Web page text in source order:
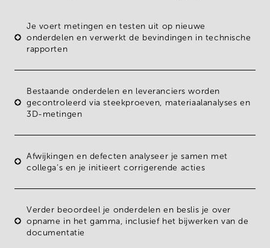
Je voert metingen en testen uit op nieuwe
onderdelenen verwerkt de bevindingen in technische
rapporten
Bestaande onderdelenen leveranciers worden
gecontroleerd via steekproeven, materiaalanalyses en
3D-metingen
Afwijkingen en defecten analyseer je samen met
collega’s en je initieert corrigerende acties
Verder beoordeel je onderdelen en beslis je over
opname in het gamma , inclusief het bijwerken van de
documentatie